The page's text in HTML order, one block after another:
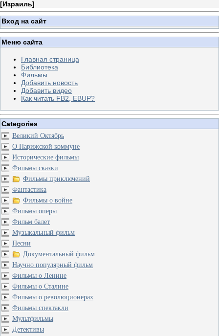
[Израиль]
Вход на сайт
Меню сайта
Главная страница
Библиотека
Фильмы
Добавить новость
Добавить видео
Как читать FB2, EBUP?
Categories
Великий Октябрь
О Парижской коммуне
Исторические фильмы
Фильмы сказки
Фильмы приключений
Фантастика
Фильмы о войне
Фильмы оперы
Фильм балет
Музыкальный фильм
Песни
Документальный фильм
Научно популярный фильм
Фильмы о Ленине
Фильмы о Сталине
Фильмы о революционерах
Фильмы спектакли
Мультфильмы
Детективы